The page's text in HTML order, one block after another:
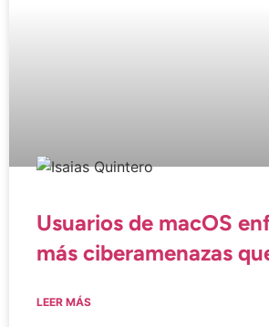
Usuarios de macOS
más ciberamenazas
LEER MÁS